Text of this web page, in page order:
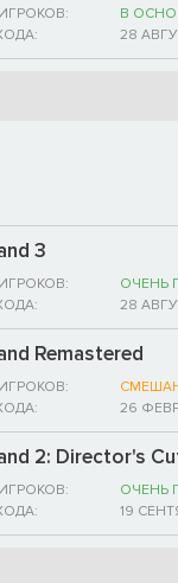
В
28
3
ОЧЕНЬ
28
Remastered
26
2: Director's
ОЧЕНЬ
19